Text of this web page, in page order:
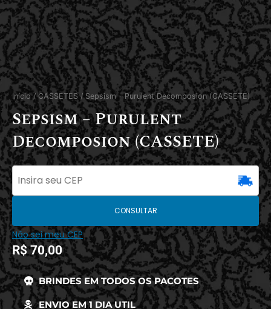
Início/CASSETES/ Sepsism – Purulent Decomposion (CASSETE)
Sepsism – Purulent
Decomposion (CASSETE)
CONSULTAR
Não sei meu CEP
R$70,00
BRINDES EM TODOS OS PACOTES
ENVIO EM 1 DIA UTIL